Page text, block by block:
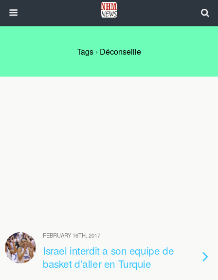
Tags › Déconseille
FEBRUARY 16TH, 2017
Israel interdit a son equipe de
basket d’aller en Turquie